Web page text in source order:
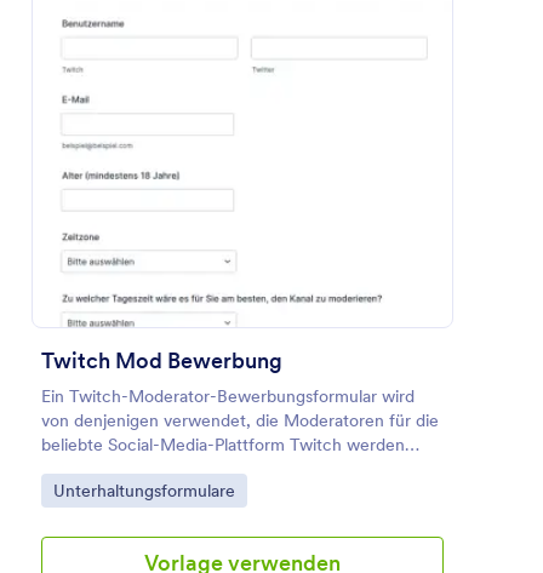
Twitch Mod Bewerbung
Ein Twitch-Moderator-Bewerbungsformular wird
von denjenigen verwendet, die Moderatoren für die
beliebte Social-Media-Plattform Twitch werden
möchten.
Go to Category:
Unterhaltungsformulare
Vorlage verwenden
Vorschau